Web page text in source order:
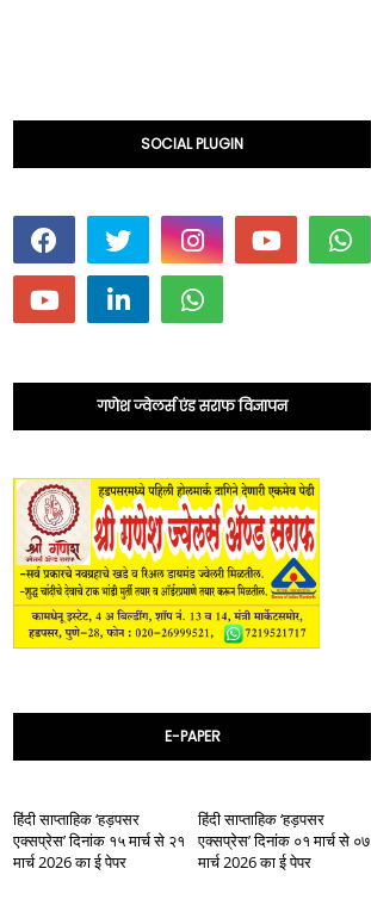
SOCIAL PLUGIN
गणेश ज्वेलर्स एंड सराफ विज्ञापन
E-PAPER
हिंदी साप्ताहिक ‘हड़पसर
एक्सप्रेस’ दिनांक १५ मार्च से २१
मार्च 2026 का ई पेपर
हिंदी साप्ताहिक ‘हड़पसर
एक्सप्रेस’ दिनांक ०१ मार्च से ०७
मार्च 2026 का ई पेपर